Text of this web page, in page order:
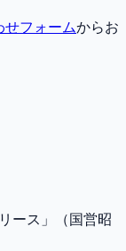
せフォームからお
ース」（国営昭